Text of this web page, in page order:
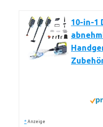
10-in-1
* Anzeige